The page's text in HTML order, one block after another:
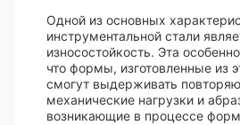
Одной из основных
инструментальной стали
износостойкость. Эта
что формы, изготовленные из
смогут выдерживать
механические нагрузки и
возникающие в процессе